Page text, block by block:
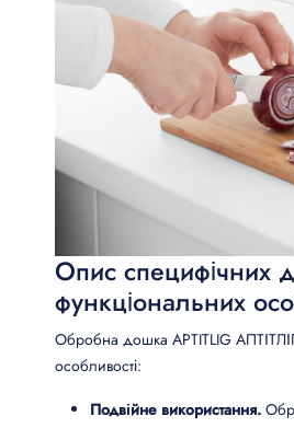
Опис специфічних
функціональних
Обробна дошка APTITLIG АПТІТЛІГ
особливості:
Подвійне використання.